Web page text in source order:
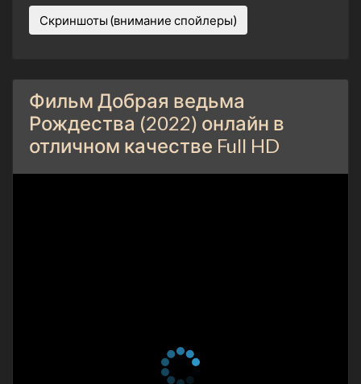
Скриншоты (внимание спойлеры)
Фильм Добрая ведьма
Рождества (2022) онлайн в
отличном качестве Full HD